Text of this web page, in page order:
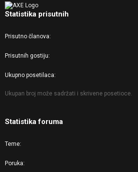
Statistika prisutnih
Prisutno članova
Prisutnih gostiju
Ukupno posetilaca
Ukupan broj može sadržati i skrivene posetioce.
Statistika foruma
Teme
Poruka